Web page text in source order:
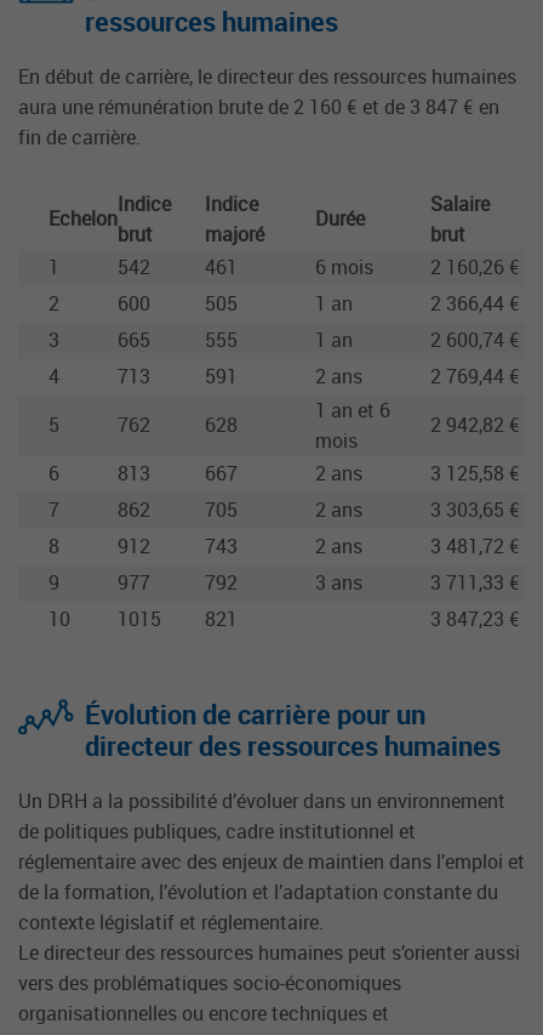
ressources humaines
En début de carrière, le directeur des ressources humaines
aura une rémunération brute de 2 160 € et de 3 847 € en
fin de carrière.
Echelon
Indice
brut
Indice
majoré
Durée
Salaire
brut
1
542 461 6 mois
2 160,26 €
2
600 505 1 an
2 366,44 €
3
665 555 1 an
2 600,74 €
4
713 591 2 ans
2 769,44 €
5
762 628
1 an et 6
mois
2 942,82 €
6
813 667 2 ans
3 125,58 €
7
862 705 2 ans
3 303,65 €
8
912 743 2 ans
3 481,72 €
9
977 792 3 ans
3 711,33 €
10
1015 821 3 847,23 €
Évolution de carrière pour un
directeur des ressources humaines
Un DRH a la possibilité d’évoluer dans un environnement
de politiques publiques, cadre institutionnel et
réglementaire avec des enjeux de maintien dans l’emploi et
de la formation, l’évolution et l’adaptation constante du
contexte législatif et réglementaire.
Le directeur des ressources humaines peut s’orienter aussi
vers des problématiques socio-économiques
organisationnelles ou encore techniques et